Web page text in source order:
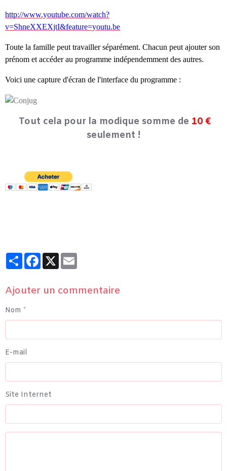
http://www.youtube.com/watch?
v=ShneXXEXjtI&feature=youtu.be
Toute la famille peut travailler séparément. Chacun peut ajouter son
prénom et accéder au programme indépendemment des autres.
Voici une capture d'écran de l'interface du programme :
Tout cela pour la modique somme de 10 €
seulement !
PartagerFacebook
X
Ajouter un commentaire
Nom
E-mail
Site Internet